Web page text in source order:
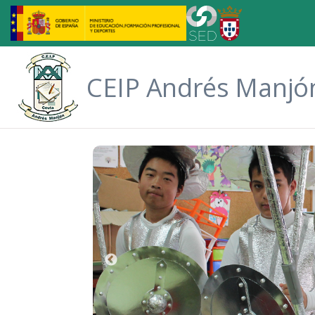
Saltar al contenido principal
CEIP Andrés